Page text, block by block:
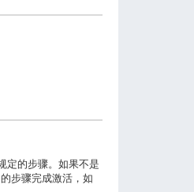
定的步骤。如果不是
步骤完成激活，如